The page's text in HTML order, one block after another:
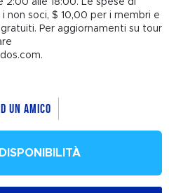
2:00 alle 18:00. Le spese di
non soci, $ 10,00 per i membri e
Per aggiornamenti su tour
un amico